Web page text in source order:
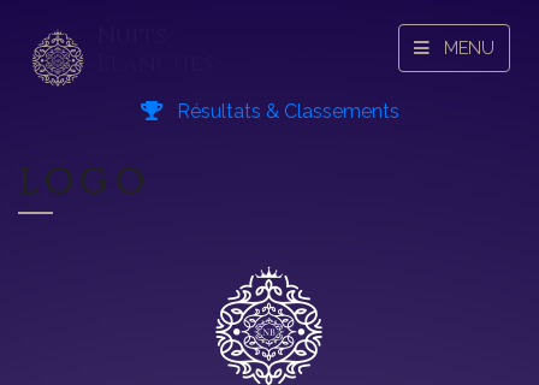
MENU
Résultats & Classements
LOGO